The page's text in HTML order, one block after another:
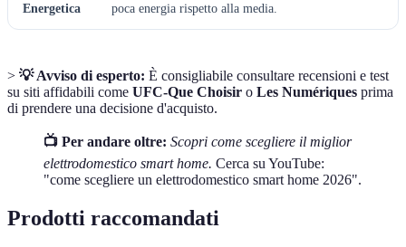
Energetica
poca energia rispetto alla media.
> 💡 Avviso di esperto: È consigliabile consultare recensioni e test
su siti affidabili come UFC-Que Choisir o Les Numériques prima
di prendere una decisione d'acquisto.
📺 Per andare oltre: Scopri come scegliere il miglior
elettrodomestico smart home. Cerca su YouTube:
"come scegliere un elettrodomestico smart home 2026".
Prodotti raccomandati